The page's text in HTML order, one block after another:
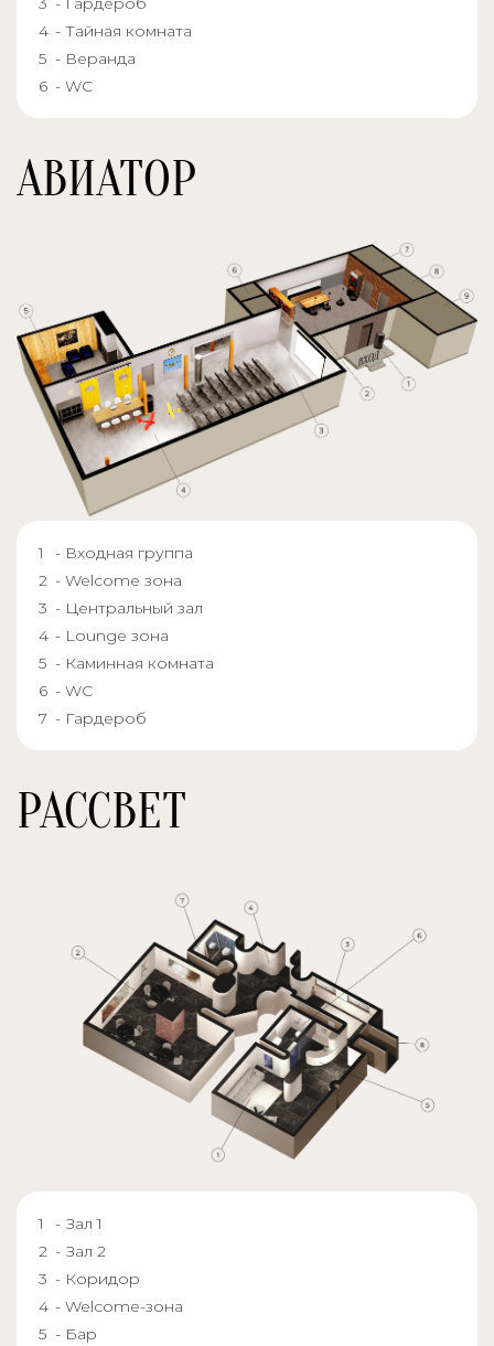
- Тайная комната
- Веранда
- WC
АВИАТОР
- Входная группа
- Welcome зона
- Центральный зал
- Lounge зона
- Каминная комната
- WC
- Гардероб
РАССВЕТ
- Зал 1
- Зал 2
- Коридор
- Welcome-зона
- Бар